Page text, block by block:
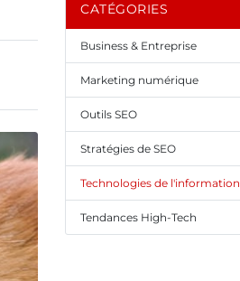
CATÉGORIES
Business & Entreprise
Marketing numérique
Outils SEO
Stratégies de SEO
Technologies de l'information
Tendances High-Tech